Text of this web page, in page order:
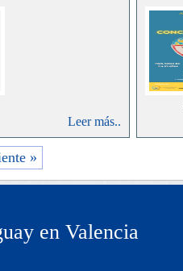
Leer más..
»
en Valencia